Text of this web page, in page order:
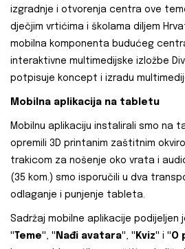
izgradnje i otvorenja centra ove
dječjim vrtićima i školama diljem
mobilna komponenta budućeg
interaktivne multimedijske izložbe
potpisuje koncept i izradu
Mobilna aplikacija na tabletu
Mobilnu aplikaciju instalirali smo na
opremili 3D printanim zaštitnim
trakicom za nošenje oko vrata i
(35 kom.) smo isporučili u dva
odlaganje i punjenje tableta.
Sadržaj mobilne aplikacije podijeljen
''Teme'', ''Nađi avatara'', ''Kviz'' i ''O